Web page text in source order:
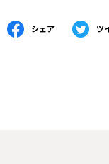
シェア
Facebookでシェアする ツ
Twitterに